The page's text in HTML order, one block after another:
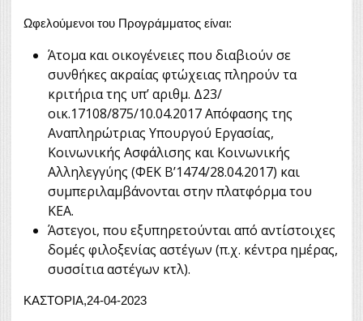
Ωφελούμενοι του Προγράμματος είναι:
Άτομα και οικογένειες που διαβιούν σε
συνθήκες ακραίας φτώχειας πληρούν τα
κριτήρια της υπ’ αριθμ. Δ23/
οικ.17108/875/10.04.2017 Απόφασης της
Αναπληρώτριας Υπουργού Εργασίας,
Κοινωνικής Ασφάλισης και Κοινωνικής
Αλληλεγγύης (ΦΕΚ Β’1474/28.04.2017) και
συμπεριλαμβάνονται στην πλατφόρμα του
ΚΕΑ.
Άστεγοι, που εξυπηρετούνται από αντίστοιχες
δομές φιλοξενίας αστέγων (π.χ. κέντρα ημέρας,
συσσίτια αστέγων κτλ).
ΚΑΣΤΟΡΙΑ,24-04-2023